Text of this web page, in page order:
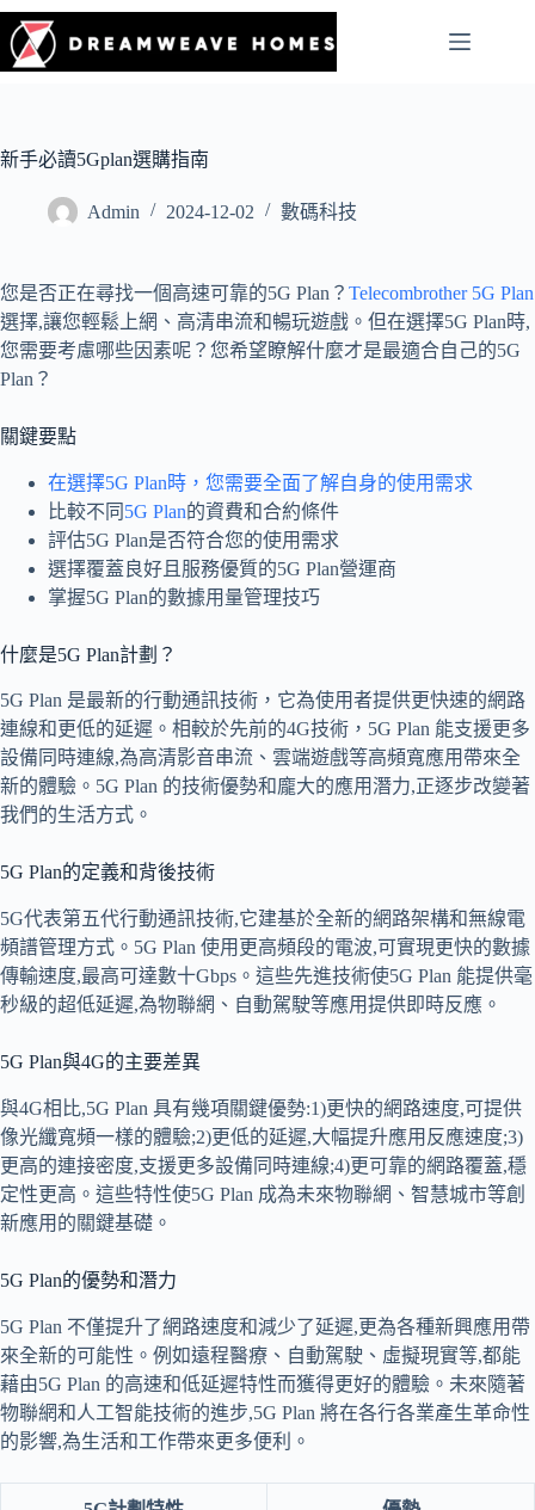
新手必讀5Gplan選購指南
Admin 2024-12-02 數碼科技
您是否正在尋找一個高速可靠的5G Plan？ Telecombrother 5G Plan
選擇,讓您輕鬆上網、高清串流和暢玩遊戲。但在選擇5G Plan時,
您需要考慮哪些因素呢？您希望瞭解什麼才是最適合自己的5G
Plan？
關鍵要點
在選擇5G Plan時，您需要全面了解自身的使用需求
比較不同 5G Plan的資費和合約條件
評估5G Plan是否符合您的使用需求
選擇覆蓋良好且服務優質的5G Plan營運商
掌握5G Plan的數據用量管理技巧
什麼是5G Plan計劃？
5G Plan 是最新的行動通訊技術，它為使用者提供更快速的網路
連線和更低的延遲。相較於先前的4G技術，5G Plan 能支援更多
設備同時連線,為高清影音串流、雲端遊戲等高頻寬應用帶來全
新的體驗。5G Plan 的技術優勢和龐大的應用潛力,正逐步改變著
我們的生活方式。
5G Plan的定義和背後技術
5G代表第五代行動通訊技術,它建基於全新的網路架構和無線電
頻譜管理方式。5G Plan 使用更高頻段的電波,可實現更快的數據
傳輸速度,最高可達數十Gbps。這些先進技術使5G Plan 能提供毫
秒級的超低延遲,為物聯網、自動駕駛等應用提供即時反應。
5G Plan與4G的主要差異
與4G相比,5G Plan 具有幾項關鍵優勢:1)更快的網路速度,可提供
像光纖寬頻一樣的體驗;2)更低的延遲,大幅提升應用反應速度;3)
更高的連接密度,支援更多設備同時連線;4)更可靠的網路覆蓋,穩
定性更高。這些特性使5G Plan 成為未來物聯網、智慧城市等創
新應用的關鍵基礎。
5G Plan的優勢和潛力
5G Plan 不僅提升了網路速度和減少了延遲,更為各種新興應用帶
來全新的可能性。例如遠程醫療、自動駕駛、虛擬現實等,都能
藉由5G Plan 的高速和低延遲特性而獲得更好的體驗。未來隨著
物聯網和人工智能技術的進步,5G Plan 將在各行各業產生革命性
的影響,為生活和工作帶來更多便利。